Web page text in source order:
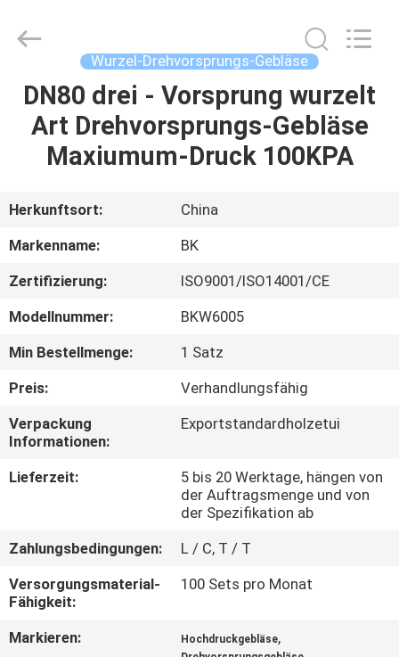
HAUS
PRODUKTE
VIDEOS
UNS
FABRIK-
AUSFLUG
QUALITÄTSKONTROLLE
MIT
UNS
VERBINDUNG
Machine
(Jiangsu)
Reserved.
Wurzel-Drehvorsprungs-Gebläse
DN80 drei - Vorsprung wurzelt
Art Drehvorsprungs-Gebläse
Maxiumum-Druck 100KPA
Herkunftsort:
China
Markenname:
BK
Zertifizierung:
ISO9001/ISO14001/CE
Modellnummer:
BKW6005
Min Bestellmenge:
1 Satz
Preis:
Verhandlungsfähig
Verpackung
Informationen:
Exportstandardholzetui
Lieferzeit:
5 bis 20 Werktage, hängen von
der Auftragsmenge und von
der Spezifikation ab
Zahlungsbedingungen:
L / C, T / T
Versorgungsmaterial-
Fähigkeit:
100 Sets pro Monat
Markieren: Hochdruckgebläse,